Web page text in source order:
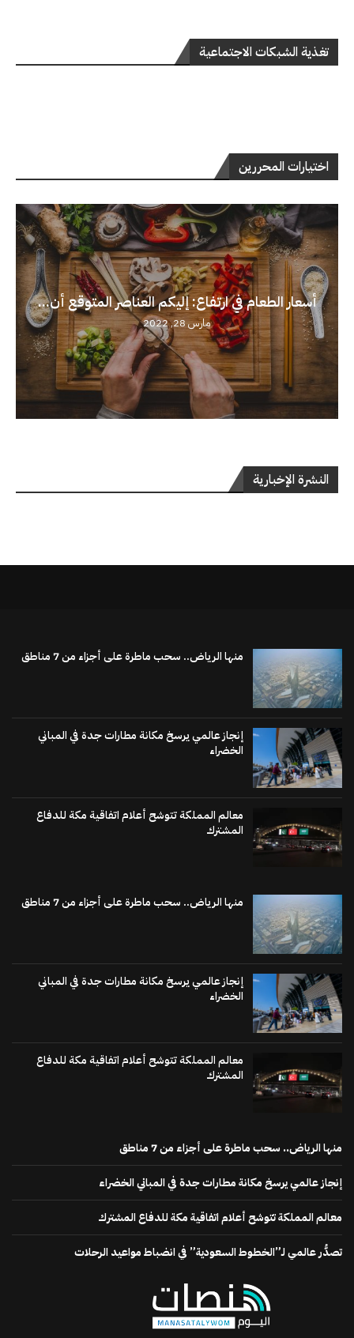
تغذية الشبكات الاجتماعية
اختيارات المحررين
أسعار الطعام في ارتفاع: إليكم العناصر المتوقع أن...
مارس 28, 2022
النشرة الإخبارية
منها الرياض.. سحب ماطرة على أجزاء من 7 مناطق
إنجاز عالمي يرسخ مكانة مطارات جدة في المباني
الخضراء
معالم المملكة تتوشح أعلام اتفاقية مكة للدفاع
المشترك
منها الرياض.. سحب ماطرة على أجزاء من 7 مناطق
إنجاز عالمي يرسخ مكانة مطارات جدة في المباني
الخضراء
معالم المملكة تتوشح أعلام اتفاقية مكة للدفاع
المشترك
منها الرياض.. سحب ماطرة على أجزاء من 7 مناطق
إنجاز عالمي يرسخ مكانة مطارات جدة في المباني الخضراء
معالم المملكة تتوشح أعلام اتفاقية مكة للدفاع المشترك
تصدُّر عالمي لـ”الخطوط السعودية” في انضباط مواعيد الرحلات